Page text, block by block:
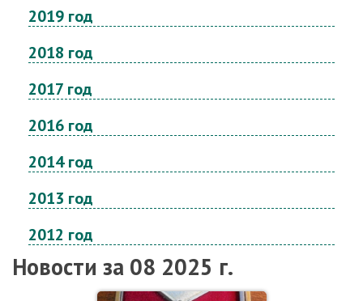
2019 год
2018 год
2017 год
2016 год
2014 год
2013 год
2012 год
Новости за 08 2025 г.